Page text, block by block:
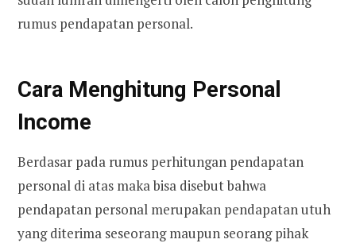
rumus pendapatan personal.
Cara Menghitung Personal
Income
Berdasar pada rumus perhitungan pendapatan
personal di atas maka bisa disebut bahwa
pendapatan personal merupakan pendapatan utuh
yang diterima seseorang maupun seorang pihak